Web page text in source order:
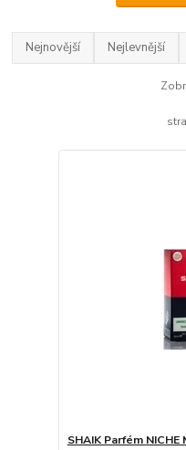
Nejnovější Nejlevnější
SHAIK Parfém NICHE